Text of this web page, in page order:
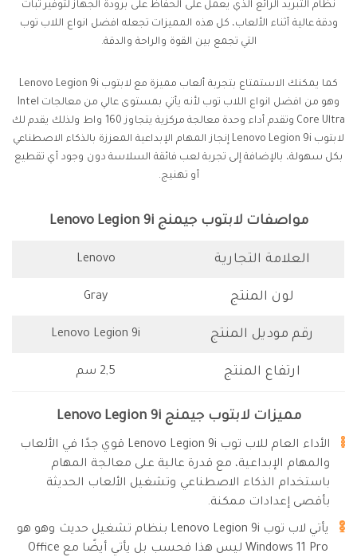
نظام التبريد الرائع الذي يعمل على الحفاظ على برودة الجهاز لتوفير ثبات
ودقة عالية أثناء الألعاب، كل هذه المميزات تجعله افضل انواع اللاب توب
التي تجمع بين القوة والراحة والدقة.
كما يمكنك الاستمتاع بتجربة ألعاب مميزة مع لابتوب Lenovo Legion 9i
وهو من افضل انواع اللاب توب لأنه يأتي بمستوى عالي من معالجات Intel
Core Ultra وتقدم أداء وحدة معالجة مركزية يتجاوز 160 واط ولذلك يقدم لك
لابتوب Lenovo Legion 9i إنجاز المهام الإبداعية المعززة بالذكاء الاصطناعي
بكل سهولة، بالإضافة إلى تجربة لعب فائقة السلاسة دون وجود أي تقطيع
أو تهنيج.
مواصفات لابتوب جيمنج Lenovo Legion 9i
العلامة التجارية Lenovo
لون المنتج Gray
رقم موديل المنتج Lenovo Legion 9i
ارتفاع المنتج 2,5 سم
مميزات لابتوب جيمنج Lenovo Legion 9i
الأداء العام للاب توب Lenovo Legion 9i قوي جدًا في الألعاب
والمهام الإبداعية، مع قدرة عالية على معالجة المهام
باستخدام الذكاء الاصطناعي وتشغيل الألعاب الحديثة
بأقصى إعدادات ممكنة.
يأتي لاب توب Lenovo Legion 9i بنظام تشغيل حديث وهو هو
Windows 11 Pro ليس هذا فحسب بل يأتي أيضًا مع Office